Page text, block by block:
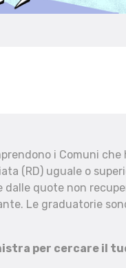
i Comuni
(RD) uguale o
dalle quote non
Le graduatorie
per cercare il